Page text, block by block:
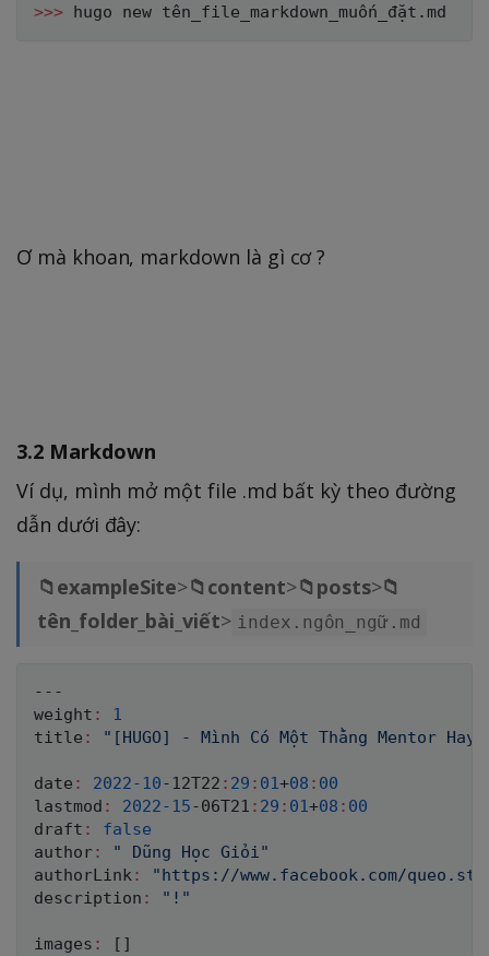
>>>
Ơ mà khoan, markdown là gì cơ ?
3.2 Markdown
Ví dụ, mình mở một file .md bất kỳ theo đường
dẫn dưới đây:
📁exampleSite>📁content>📁posts>📁
tên_folder_bài_viết> index.ngôn_ngữ.md
---
weight :
1
title : "[HUGO] - Mình Có Một Thằng Mentor
date : 2022-10-12T22 : 29 : 01+08 : 00
lastmod : 2022-15-06T21 : 29 : 01+08 : 00
draft :
false
author:
" Dũng Học Giỏi"
authorLink:
"https://www.facebook.com/
description : "!"
images : [ ]